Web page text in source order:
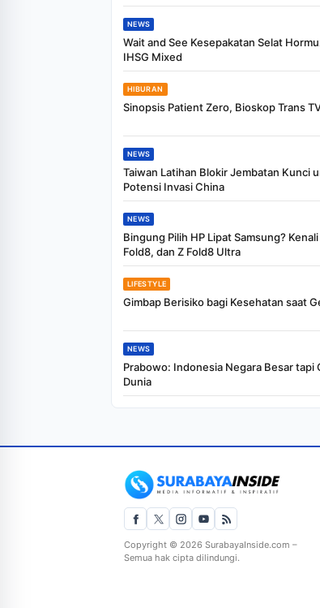
NEWS
Wait and See Kesepakatan Selat
IHSG Mixed
HIBURAN
Sinopsis Patient Zero, Bioskop Trans
NEWS
Taiwan Latihan Blokir Jembatan Kunci
Potensi Invasi China
NEWS
Bingung Pilih HP Lipat Samsung?
Fold8, dan Z Fold8 Ultra
LIFESTYLE
Gimbap Berisiko bagi Kesehatan saat
NEWS
Prabowo: Indonesia Negara Besar tapi
Dunia
Copyright © 2026 SurabayaInside.com –
Semua hak cipta dilindungi.